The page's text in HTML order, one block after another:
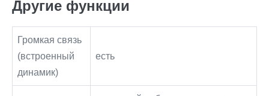
Другие функции
Громкая связь
(встроенный
динамик)
есть